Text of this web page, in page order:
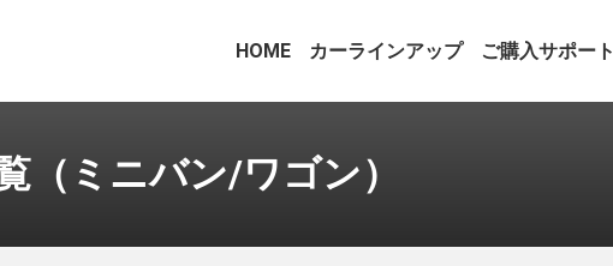
HOME カーラインアップ ご購入サポート
（ミニバン/ワゴン）